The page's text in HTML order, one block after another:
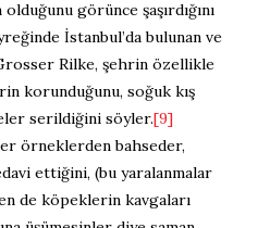
görünce şaşırdığını
İstanbul’da bulunan ve
Rilke, şehrin özellikle
korunduğunu, soğuk kış
serildiğini söyler.[9]
örneklerden bahseder,
ettiğini, (bu yaralanmalar
de köpeklerin kavgaları